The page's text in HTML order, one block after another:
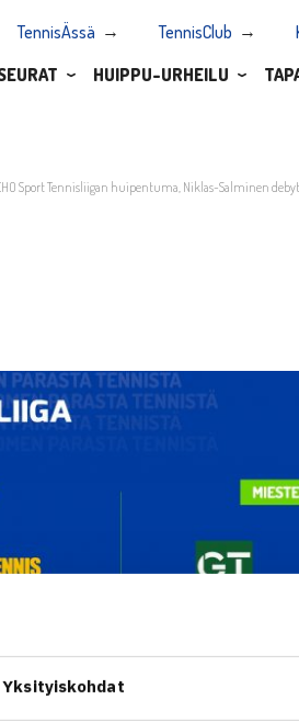
Yksityiskohdat
TennisÄssä TennisClub
HUIPPU-URHEILU
Sport Tennisliigan huipentuma, Niklas-Salminen